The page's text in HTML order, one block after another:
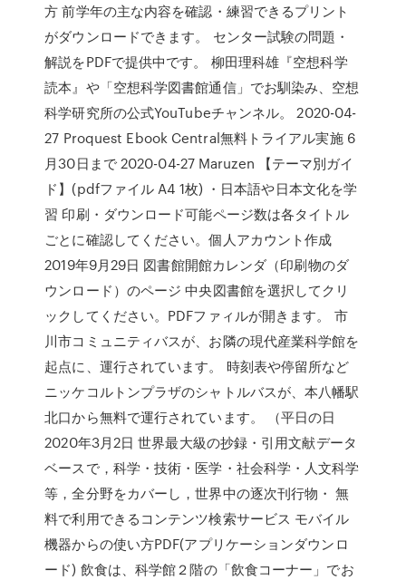
方 前学年の主な内容を確認・練習できるプリント
がダウンロードできます。 センター試験の問題・
解説をPDFで提供中です。 柳田理科雄『空想科学
読本』や「空想科学図書館通信」でお馴染み、空想
科学研究所の公式YouTubeチャンネル。 2020-04-
27 Proquest Ebook Central無料トライアル実施 6
月30日まで 2020-04-27 Maruzen 【テーマ別ガイ
ド】(pdfファイル A4 1枚) ・日本語や日本文化を学
習 印刷・ダウンロード可能ページ数は各タイトル
ごとに確認してください。個人アカウント作成
2019年9月29日 図書館開館カレンダ（印刷物のダ
ウンロード）のページ 中央図書館を選択してクリ
ックしてください。PDFファィルが開きます。 市
川市コミュニティバスが、お隣の現代産業科学館を
起点に、運行されています。 時刻表や停留所など
ニッケコルトンプラザのシャトルバスが、本八幡駅
北口から無料で運行されています。 （平日の日
2020年3月2日 世界最大級の抄録・引用文献データ
ベースで，科学・技術・医学・社会科学・人文科学
等，全分野をカバーし，世界中の逐次刊行物・ 無
料で利用できるコンテンツ検索サービス モバイル
機器からの使い方PDF(アプリケーションダウンロ
ード) 飲食は、科学館２階の「飲食コーナー」でお